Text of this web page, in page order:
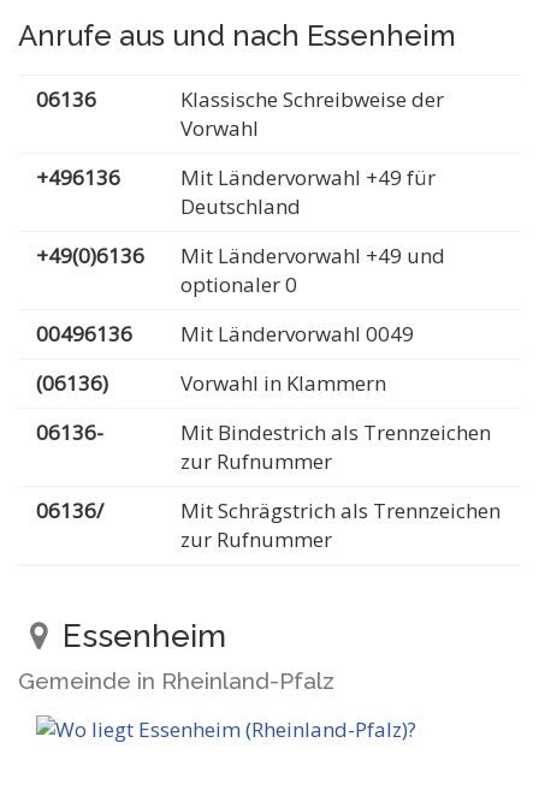
Anrufe aus und nach Essenheim
06136
Klassische Schreibweise der
Vorwahl
+496136
Mit Ländervorwahl +49 für
Deutschland
+49(0)6136
Mit Ländervorwahl +49 und
optionaler 0
00496136
Mit Ländervorwahl 0049
(06136)
Vorwahl in Klammern
06136-
Mit Bindestrich als Trennzeichen
zur Rufnummer
06136/
Mit Schrägstrich als Trennzeichen
zur Rufnummer
Essenheim
Gemeinde in Rheinland-Pfalz